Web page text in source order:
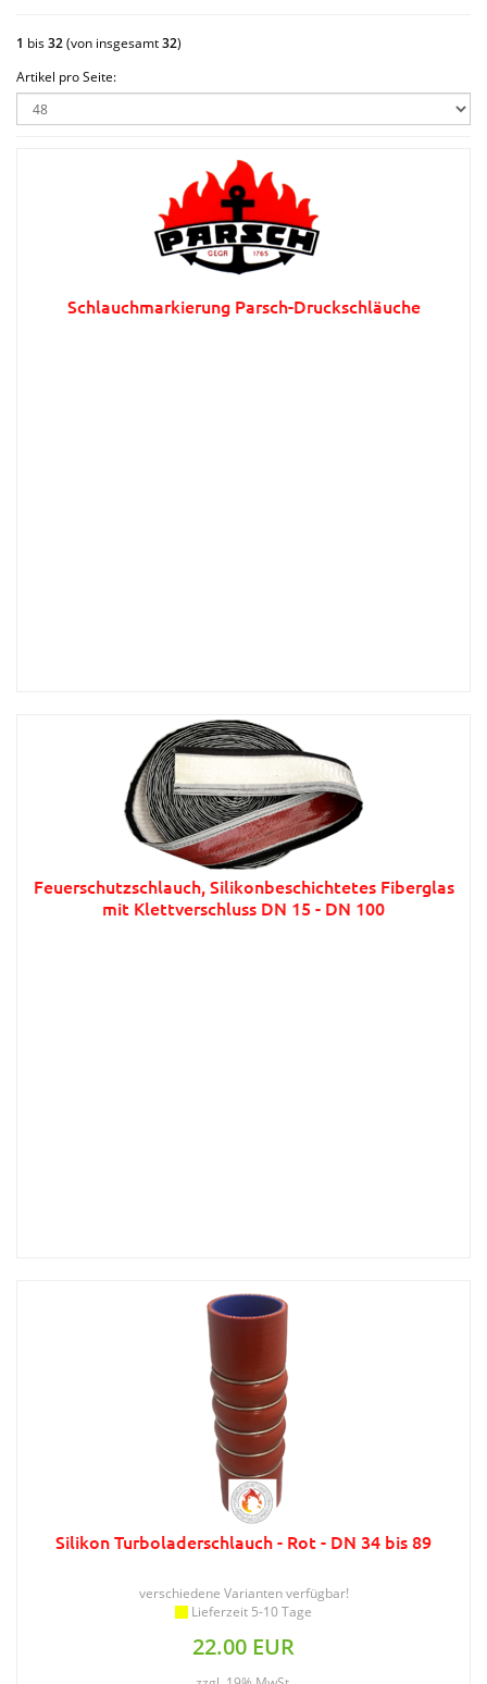
1 bis32 (von insgesamt32)
Artikel pro Seite:
Schlauchmarkierung Parsch-Druckschläuche
Feuerschutzschlauch, Silikonbeschichtetes Fiberglas
mit Klettverschluss DN 15 - DN 100
Silikon Turboladerschlauch - Rot - DN 34 bis 89
verschiedene Varianten verfügbar!
Lieferzeit 5-10 Tage
22.00 EUR